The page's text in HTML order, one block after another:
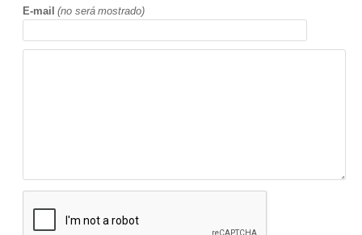
E-mail (no será mostrado)